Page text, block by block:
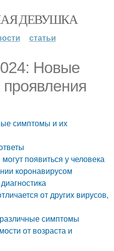
ДЕВУШКА
статьи
Новые
симптомы и их
появиться у человека
коронавирусом
от других вирусов,
симптомы
от возраста и